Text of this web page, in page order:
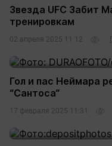
Звезда UFC Забит
тренировкам
02 апреля 2025 11:12
Гол и пас Неймара
“Сантоса“
17 февраля 2025 11:31